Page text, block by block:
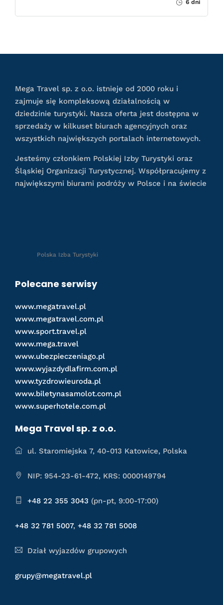
6 dni
Mega Travel sp. z o.o. istnieje od 2000 roku i
zajmuje się kompleksową działalnością w
dziedzinie turystyki. Nasza oferta jest dostępna w
sprzedaży w kilkuset biurach agencyjnych oraz
wszystkich największych portalach internetowych.
Jesteśmy członkiem Polskiej Izby Turystyki oraz
Śląskiej Organizacji Turystycznej. Współpracujemy z
największymi biurami podróży w Polsce i na świecie
Polska Izba Turystyki
Polecane serwisy
www.megatravel.pl
www.megatravel.com.pl
www.sport.travel.pl
www.mega.travel
www.ubezpieczeniago.pl
www.wyjazdydlafirm.com.pl
www.tyzdrowieuroda.pl
www.biletynasamolot.com.pl
www.superhotele.com.pl
Mega Travel sp. z o.o.
ul. Staromiejska 7, 40-013 Katowice, Polska
NIP: 954-23-61-472, KRS: 0000149794
+48 22 355 3043 (pn-pt, 9:00-17:00)
+48 32 781 5007, +48 32 781 5008
Dział wyjazdów grupowych
grupy@megatravel.pl